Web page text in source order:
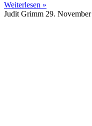
Weiterlesen »
Judit Grimm 29.